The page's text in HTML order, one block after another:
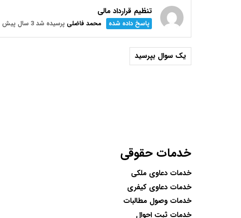
تنظیم قرارداد مالی
پاسخ داده شده محمد فاضلی پرسیده شد 3 سال پیش
یک سوال بپرسید
خدمات حقوقی
خدمات دعاوی ملکی
خدمات دعاوی کیفری
خدمات وصول مطالبات
خدمات ثبت احوال